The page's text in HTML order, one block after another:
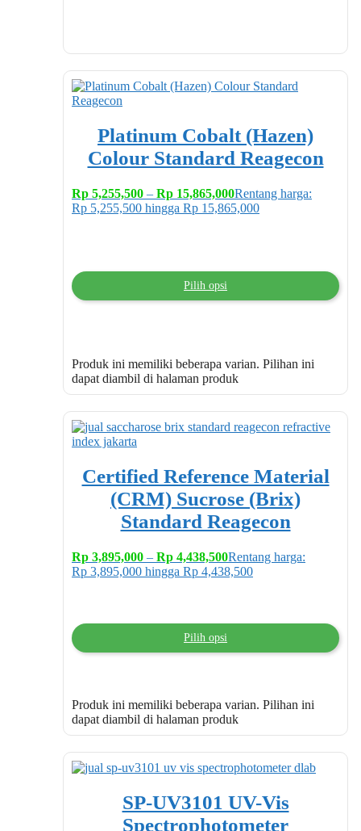
Platinum Cobalt (Hazen)
Colour Standard Reagecon
Rp 5,255,500 – Rp 15,865,000Rentang harga:
Rp 5,255,500 hingga Rp 15,865,000
Pilih opsi
Produk ini memiliki beberapa varian. Pilihan ini
dapat diambil di halaman produk
Certified Reference Material
(CRM) Sucrose (Brix)
Standard Reagecon
Rp 3,895,000 – Rp 4,438,500Rentang harga:
Rp 3,895,000 hingga Rp 4,438,500
Pilih opsi
Produk ini memiliki beberapa varian. Pilihan ini
dapat diambil di halaman produk
SP-UV3101 UV-Vis
Spectrophotometer